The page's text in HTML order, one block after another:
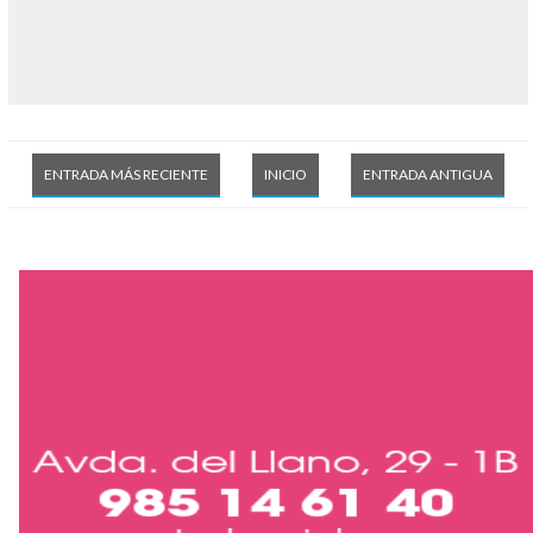
ENTRADA MÁS RECIENTE ENTRADA ANTIGUA
INICIO